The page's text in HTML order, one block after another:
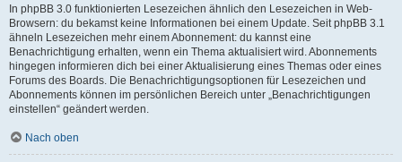
In phpBB 3.0 funktionierten Lesezeichen ähnlich den Lesezeichen in Web-
Browsern: du bekamst keine Informationen bei einem Update. Seit phpBB 3.1
ähneln Lesezeichen mehr einem Abonnement: du kannst eine
Benachrichtigung erhalten, wenn ein Thema aktualisiert wird. Abonnements
hingegen informieren dich bei einer Aktualisierung eines Themas oder eines
Forums des Boards. Die Benachrichtigungsoptionen für Lesezeichen und
Abonnements können im persönlichen Bereich unter „Benachrichtigungen
einstellen“ geändert werden.
Nach oben